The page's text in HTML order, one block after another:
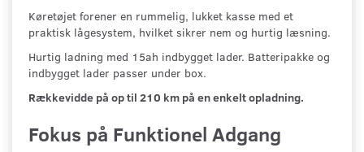
Køretøjet forener en rummelig, lukket kasse med et
praktisk lågesystem, hvilket sikrer nem og hurtig læsning.
Hurtig ladning med 15ah indbygget lader. Batteripakke og
indbygget lader passer under box.
Rækkevidde på op til 210 km på en enkelt opladning.
Fokus på Funktionel Adgang